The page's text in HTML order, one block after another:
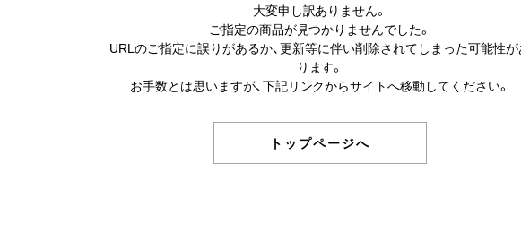
大変申し訳ありません。
ご指定の商品が見つかりませんでした。
URLのご指定に誤りがあるか、更新等に伴い削除されてしまった可能性が
ります。
お手数とは思いますが、下記リンクからサイトへ移動してください。
トップページへ